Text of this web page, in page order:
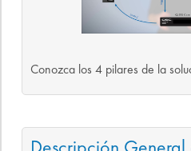
Conozca los 4 pilares de la